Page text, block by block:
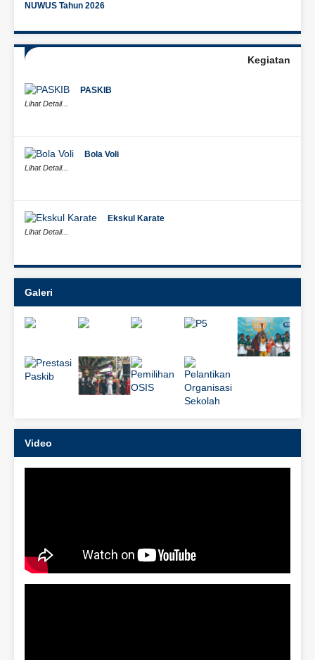
NUWUS Tahun 2026
Kegiatan
PASKIB
Lihat Detail...
Bola Voli
Lihat Detail...
Ekskul Karate
Lihat Detail...
Galeri
Video